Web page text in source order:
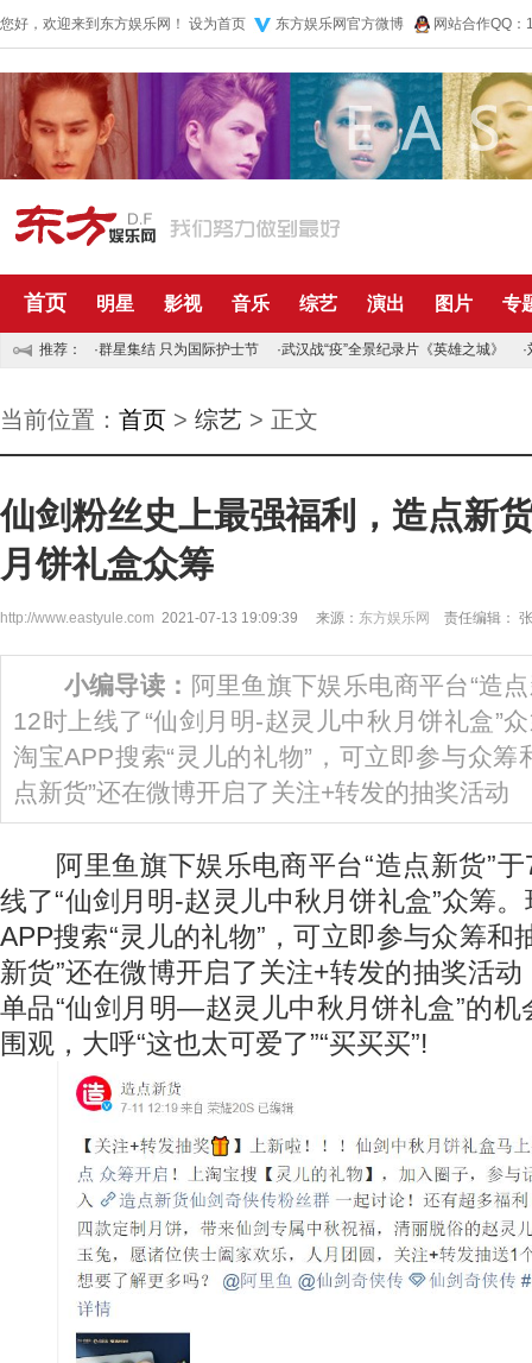
您好，欢迎来到东方娱乐网！ 设为首页 东方娱乐网官方微博 网站合作QQ
首页 明星 影视 音乐 综艺 演出 图片 专
推荐： ·群星集结 只为国际护士节 ·武汉战“疫”全景纪录片《英雄之城》 ·
当前位置： 首页 > 综艺 > 正文
仙剑粉丝史上最强福利，造点新
月饼礼盒众筹
http://www.eastyule.com 2021-07-13 19:09:39 来源： 东方娱乐网 责任编辑：
小编导读： 阿里鱼旗下娱乐电商平台“造
12时上线了“仙剑月明-赵灵儿中秋月饼礼盒”
淘宝APP搜索“灵儿的礼物”，可立即参与众筹
点新货”还在微博开启了关注+转发的抽奖活动
阿里鱼旗下娱乐电商平台“造点新货”于
线了“仙剑月明-赵灵儿中秋月饼礼盒”众筹
APP搜索“灵儿的礼物”，可立即参与众筹和
新货”还在微博开启了关注+转发的抽奖活
单品“仙剑月明—赵灵儿中秋月饼礼盒”的
围观，大呼“这也太可爱了”“买买买”!